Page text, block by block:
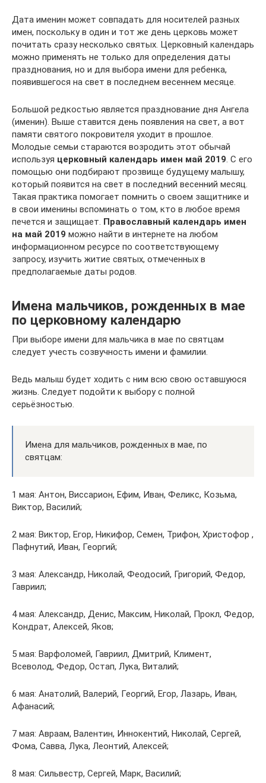
Дата именин может совпадать для носителей разных
имен, поскольку в один и тот же день церковь может
почитать сразу несколько святых. Церковный календарь
можно применять не только для определения даты
празднования, но и для выбора имени для ребенка,
появившегося на свет в последнем весеннем месяце.
Большой редкостью является празднование дня Ангела
(именин). Выше ставится день появления на свет, а вот
памяти святого покровителя уходит в прошлое.
Молодые семьи стараются возродить этот обычай
используя церковный календарь имен май 2019. С его
помощью они подбирают прозвище будущему малышу,
который появится на свет в последний весенний месяц.
Такая практика помогает помнить о своем защитнике и
в свои именины вспоминать о том, кто в любое время
печется и защищает. Православный календарь имен
на май 2019 можно найти в интернете на любом
информационном ресурсе по соответствующему
запросу, изучить житие святых, отмеченных в
предполагаемые даты родов.
Имена мальчиков, рожденных в мае
по церковному календарю
При выборе имени для мальчика в мае по святцам
следует учесть созвучность имени и фамилии.
Ведь малыш будет ходить с ним всю свою оставшуюся
жизнь. Следует подойти к выбору с полной
серьёзностью.
Имена для мальчиков, рожденных в мае, по
святцам:
1 мая: Антон, Виссарион, Ефим, Иван, Феликс, Козьма,
Виктор, Василий;
2 мая: Виктор, Егор, Никифор, Семен, Трифон, Христофор ,
Пафнутий, Иван, Георгий;
3 мая: Александр, Николай, Феодосий, Григорий, Федор,
Гавриил;
4 мая: Александр, Денис, Максим, Николай, Прокл, Федор,
Кондрат, Алексей, Яков;
5 мая: Варфоломей, Гавриил, Дмитрий, Климент,
Всеволод, Федор, Остап, Лука, Виталий;
6 мая: Анатолий, Валерий, Георгий, Егор, Лазарь, Иван,
Афанасий;
7 мая: Авраам, Валентин, Иннокентий, Николай, Сергей,
Фома, Савва, Лука, Леонтий, Алексей;
8 мая: Сильвестр, Сергей, Марк, Василий;